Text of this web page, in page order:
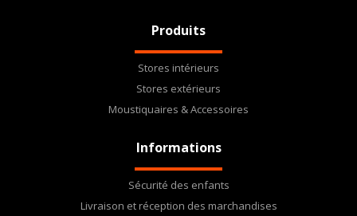
Produits
Stores intérieurs
Stores extérieurs
Moustiquaires & Accessoires
Informations
Sécurité des enfants
Livraison et réception des marchandises